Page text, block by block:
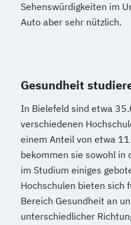
Sehenswürdigkeiten im
Auto aber sehr nützlich.
Gesundheit
In Bielefeld sind etwa
verschiedenen
einem Anteil von etwa
bekommen sie sowohl in
im Studium einiges
Hochschulen bieten sich
Bereich Gesundheit an
unterschiedlicher